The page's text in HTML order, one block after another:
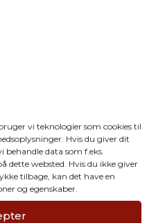
vi teknologier som cookies til
Hvis du giver dit
behandle data som f.eks.
dette websted. Hvis du ikke giver
tilbage, kan det have en
og egenskaber.
til hele